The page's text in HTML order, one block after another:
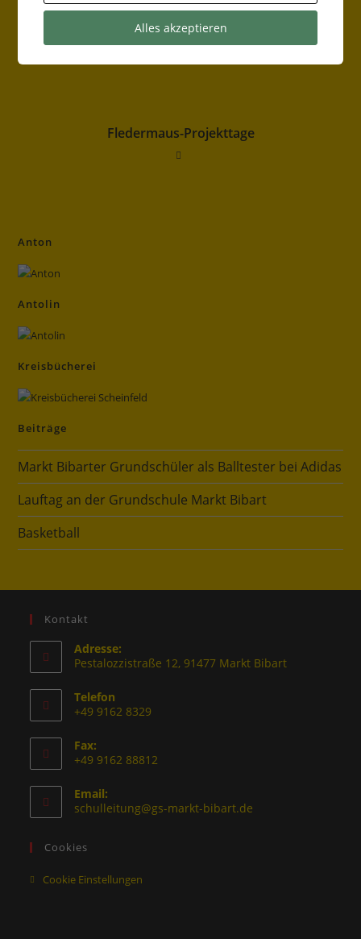
Gesundheitspass
Fledermaus-Projekttage
Anton
Antolin
Kreisbücherei
Beiträge
Markt Bibarter Grundschüler als Balltester bei Adidas
Lauftag an der Grundschule Markt Bibart
Basketball
Kontakt
Adresse:
Pestalozzistraße 12, 91477 Markt Bibart
Telefon
+49 9162 8329
Fax:
+49 9162 88812
Email:
schulleitung@gs-markt-bibart.de
Cookies
Cookie Einstellungen
Alles akzeptieren